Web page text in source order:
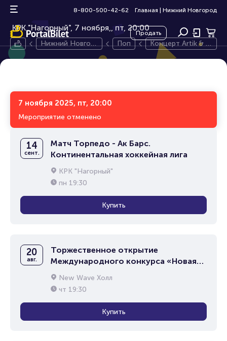
8-800-500-42-62 Главная Нижний Новгород
Продать
Концерт Artik & Asti
КРК "Нагорный", 7 ноября,
12+
пт, 20:00
Нижний Новгор
Поп
Концерт Artik & A
sti
7 ноября 2025, пт, 20:00
Мероприятие отменено
14
сент.
Матч Торпедо - Ак Барс.
Континентальная хоккейная лига
КРК "Нагорный"
пн 19:30
Купить
20
авг.
Торжественное открытие
Международного конкурса «Новая
волна 2026»
New Wave Холл
чт 19:30
Купить